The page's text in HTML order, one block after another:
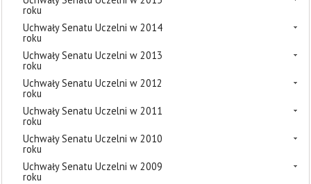
roku
Uchwały Senatu Uczelni w 2014
roku
Uchwały Senatu Uczelni w 2013
roku
Uchwały Senatu Uczelni w 2012
roku
Uchwały Senatu Uczelni w 2011
roku
Uchwały Senatu Uczelni w 2010
roku
Uchwały Senatu Uczelni w 2009
roku